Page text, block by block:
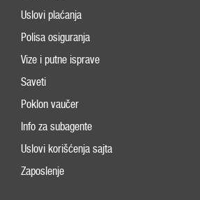
Uslovi plaćanja
Polisa osiguranja
Vize i putne isprave
Saveti
Poklon vaučer
Info za subagente
Uslovi korišćenja sajta
Zaposlenje